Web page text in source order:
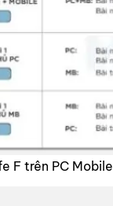
F trên PC Mobile